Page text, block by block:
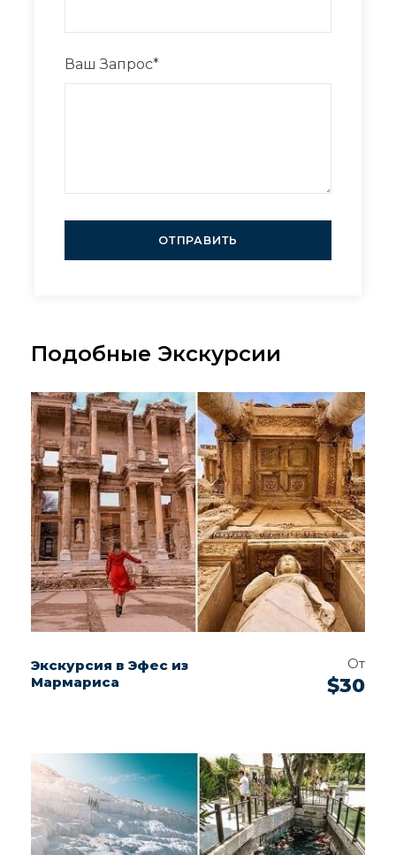
Ваш Запрос*
Подобные Экскурсии
Экскурсия в Эфес из
Мармариса
От
$30